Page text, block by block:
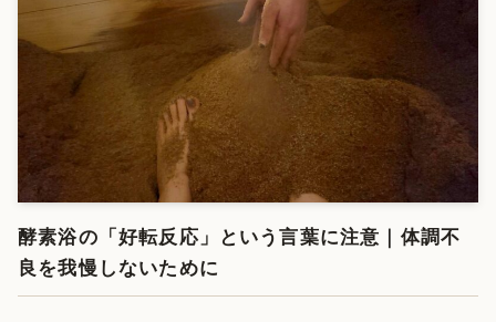
酵素浴の「好転反応」という言葉に注意｜体調不
良を我慢しないために